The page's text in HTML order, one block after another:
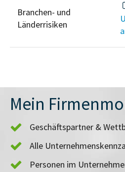
Branchen- und
Länderrisiken
Mein
Geschäftspartner &
Alle
Personen im